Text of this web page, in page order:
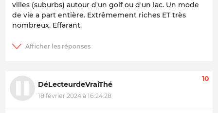
villes (suburbs) autour d'un golf ou d'un lac. Un mode
de vie a part entière. Extrêmement riches ET très
nombreux. Effarant.
DéLecteurdeVraiThé
18 février 2024 à 16:24:28
10